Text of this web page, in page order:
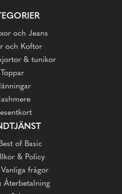
och Jeans
och Koftor
& tunikor
Toppar
of Basic
& Policy
frågor
Återbetalning